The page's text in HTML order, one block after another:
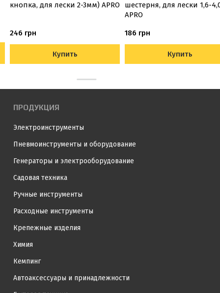
кнопка, для лески 2-3мм) APRO
246 грн
Купить
шестерня, для лески 1,6-
APRO
186 грн
Купить
ПРОДУКЦИЯ
Электроинструменты
Пневмоинструменты и оборудование
Генераторы и электрооборудование
Садовая техника
Ручные инструменты
Расходные инструменты
Крепежные изделия
Химия
Кемпинг
Автоаксессуары и принадлежности